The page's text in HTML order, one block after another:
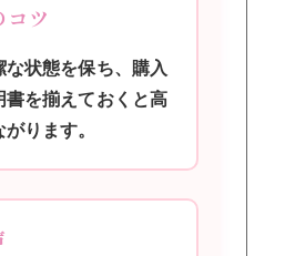
ツ
な状態を保ち、購入
書を揃えておくと高
ります。